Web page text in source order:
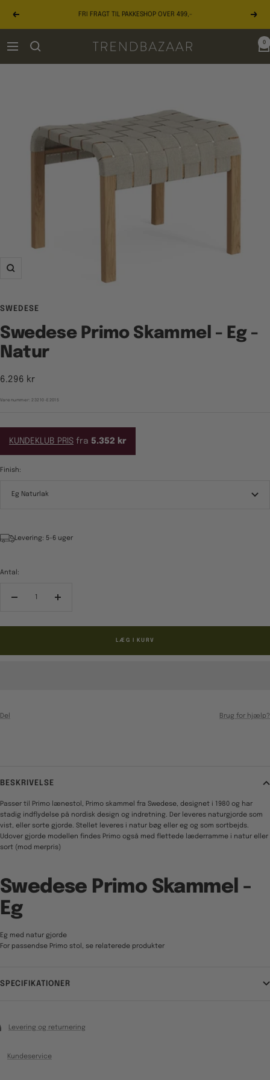
Forrige FRI FRAGT TIL PAKKESHOP OVER 499,-
Navigation TRENDBAZAAR
0
Zoom
SWEDESE
Swedese Primo Skammel - Eg -
Natur
Tilbudspris
6.296 kr
Varenummer: 23210-E2015
KUNDEKLUB PRIS fra 5.352 kr
Finish:
Eg Naturlak
Levering: 5-6 uger
Antal:
Reducér
Forøg
LÆG I KURV
Del Brug for hjælp?
BESKRIVELSE
Passer til Primo lænestol, Primo skammel fra Swedese, designet i 1980 og har
stadig indflydelse på nordisk design og indretning. Der leveres naturgjorde som
vist, eller sorte gjorde. Stellet leveres i natur bøg eller eg og som sortbejds.
Udover gjorde modellen findes Primo også med flettede læderramme i natur eller
sort (mod merpris)
Swedese Primo Skammel -
Eg
Eg med natur gjorde
For passendse Primo stol, se relaterede produkter
SPECIFIKATIONER
Levering og returnering
Kundeservice